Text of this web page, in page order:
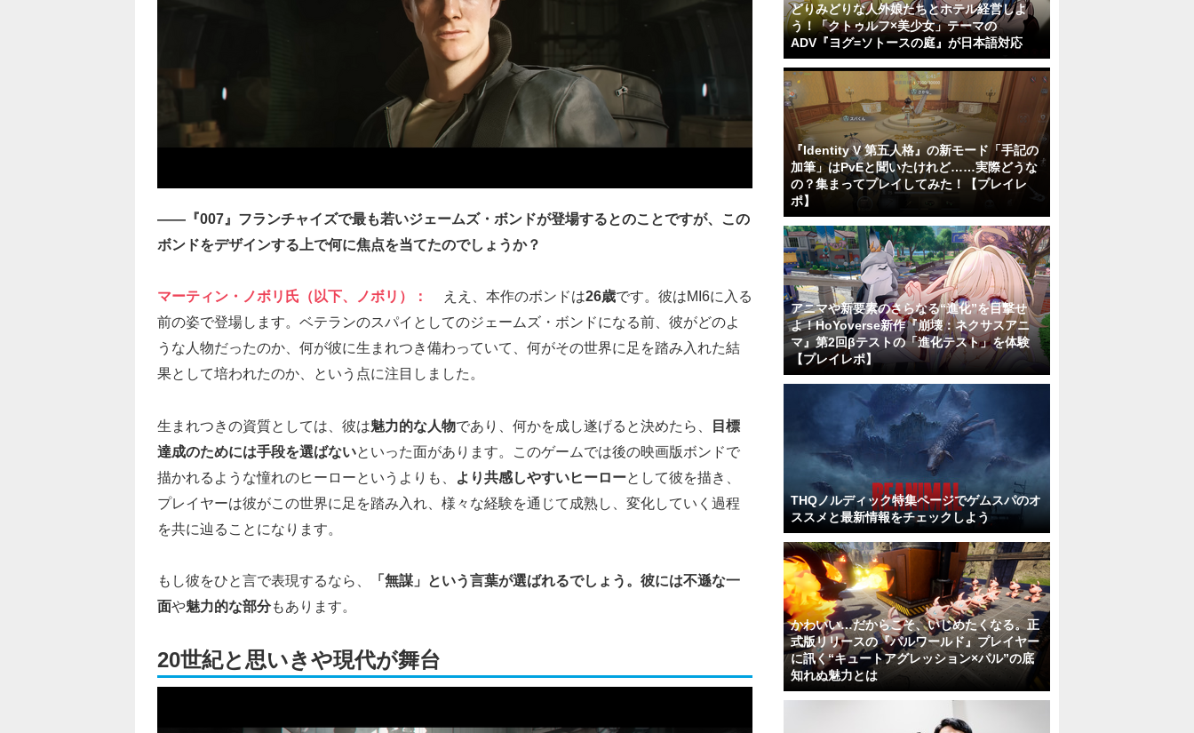
――『007』フランチャイズで最も若いジェームズ・ボンドが登場するとのことですが、この
ボンドをデザインする上で何に焦点を当てたのでしょうか？
マーティン・ノボリ氏（以下、ノボリ）： ええ、本作のボンドは26歳です。彼はMI6に入る
前の姿で登場します。ベテランのスパイとしてのジェームズ・ボンドになる前、彼がどのよ
うな人物だったのか、何が彼に生まれつき備わっていて、何がその世界に足を踏み入れた結
果として培われたのか、という点に注目しました。
生まれつきの資質としては、彼は魅力的な人物であり、何かを成し遂げると決めたら、
目標
達成のためには手段を選ばないといった面があります。このゲームでは後の映画版ボンドで
描かれるような憧れのヒーローというよりも、
より共感しやすいヒーローとして彼を描き、
プレイヤーは彼がこの世界に足を踏み入れ、様々な経験を通じて成熟し、変化していく過程
を共に辿ることになります。
もし彼をひと言で表現するなら、
「無謀」という言葉が選ばれるでしょう。彼には不遜な一
面や魅力的な部分もあります。
20世紀と思いきや現代が舞台
どりみどりな人外娘たちとホテル経営しよ
う！「クトゥルフ×美少女」テーマの
ADV『ヨグ=ソトースの庭』が日本語対応
『Identity V 第五人格』の新モード「手記の
加筆」はPvEと聞いたけれど……実際どうな
の？集まってプレイしてみた！【プレイレ
ポ】
アニマや新要素のさらなる“進化”を目撃せ
よ！HoYoverse新作『崩壊：ネクサスアニ
マ』第2回βテストの「進化テスト」を体験
【プレイレポ】
THQノルディック特集ページでゲムスパのオ
ススメと最新情報をチェックしよう
かわいい…だからこそ、いじめたくなる。正
式版リリースの『パルワールド』プレイヤー
に訊く“キュートアグレッション×パル”の底
知れぬ魅力とは